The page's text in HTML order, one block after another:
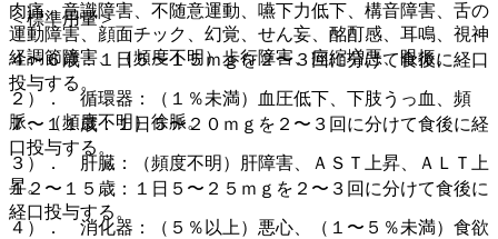
肉痛、意識障害、不随意運動、嚥下力低下、構音障害、舌の
運動障害、顔面チック、幻覚、せん妄、酩酊感、耳鳴、視神
経調節障害、（頻度不明）歩行障害、痙縮増悪、眼振。
２）． 循環器：（１％未満）血圧低下、下肢うっ血、頻
脈、（頻度不明）徐脈。
３）． 肝臓：（頻度不明）肝障害、ＡＳＴ上昇、ＡＬＴ上
昇。
４）． 消化器：（５％以上）悪心、（１〜５％未満）食欲
＜標準用量＞
４〜６歳：１日５〜１５ｍｇを２〜３回に分けて食後に経口
投与する。
７〜１１歳：１日５〜２０ｍｇを２〜３回に分けて食後に経
口投与する。
１２〜１５歳：１日５〜２５ｍｇを２〜３回に分けて食後に
経口投与する。